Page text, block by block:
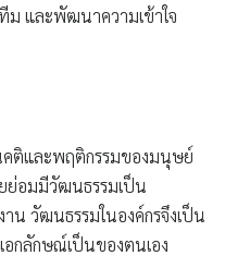
และพัฒนาความเข้าใจ
ติและพฤติกรรมของมนุษย์
ย่อมมีวัฒนธรรมเป็น
น วัฒนธรรมในองค์กรจึงเป็น
อกลักษณ์เป็นของตนเอง